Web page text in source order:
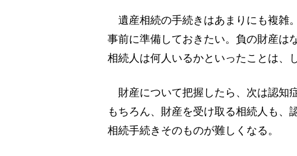
遺産相続の手続きはあまりにも複雑
事前に準備しておきたい。負の財産は
相続人は何人いるかといったことは、
財産について把握したら、次は認知
もちろん、財産を受け取る相続人も、
相続手続きそのものが難しくなる。